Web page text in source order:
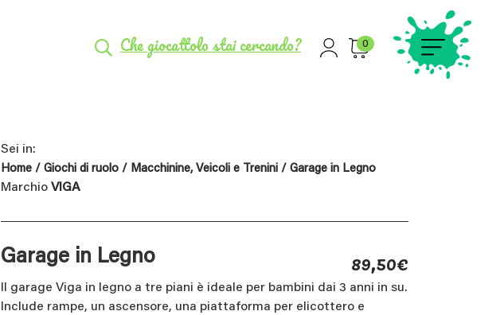
Che giocattolo stai cercando? 0
Sei in:
Home / Giochi di ruolo / Macchinine, Veicoli e Trenini / Garage in Legno
Marchio VIGA
Garage in Legno 89,50€
Il garage Viga in legno a tre piani è ideale per bambini dai 3 anni in su.
Include rampe, un ascensore, una piattaforma per elicottero e